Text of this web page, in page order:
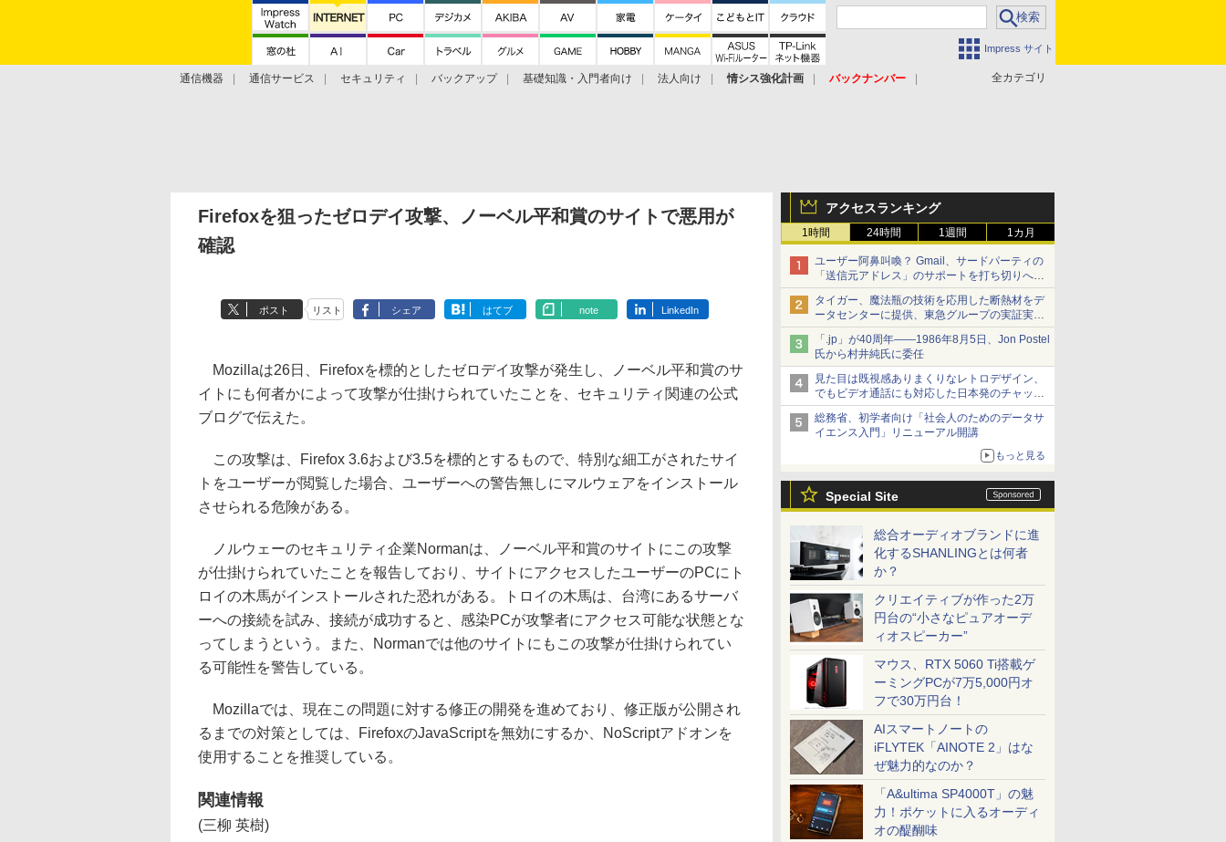
Impress サイト
全カテゴリ
通信機器 通信サービス セキュリティ バックアップ 基礎知識・入門者向け 法人向け 情シス強化計画
バックナンバー
アクセスランキング
1時間 24時間 1週間 1カ月
ユーザー阿鼻叫喚？ Gmail、サードパーティの
「送信元アドレス」のサポートを打ち切りへ
【やじうまWatch】
タイガー、魔法瓶の技術を応用した断熱材をデ
ータセンターに提供、東急グループの実証実験
で 「ステンレス密封真空断熱パネル TIVIP」
「.jp」が40周年――1986年8月5日、Jon Postel
氏から村井純氏に委任
見た目は既視感ありまくりなレトロデザイン、
でもビデオ通話にも対応した日本発のチャット
アプリが登場【やじうまWatch】
総務省、初学者向け「社会人のためのデータサ
イエンス入門」リニューアル開講
もっと見る
Special Site
総合オーディオブランドに進
化するSHANLINGとは何者
か？
クリエイティブが作った2万
円台の“小さなピュアオーデ
ィオスピーカー”
マウス、RTX 5060 Ti搭載ゲ
ーミングPCが7万5,000円オ
フで30万円台！
AIスマートノートの
iFLYTEK「AINOTE 2」はな
ぜ魅力的なのか？
「A&ultima SP4000T」の魅
力！ポケットに入るオーディ
オの醍醐味
Firefoxを狙ったゼロデイ攻撃、ノーベル平和賞のサイトで悪用が
確認
ポスト リスト シェア はてブ note LinkedIn
Mozillaは26日、Firefoxを標的としたゼロデイ攻撃が発生し、ノーベル平和賞のサ
イトにも何者かによって攻撃が仕掛けられていたことを、セキュリティ関連の公式
ブログで伝えた。
この攻撃は、Firefox 3.6および3.5を標的とするもので、特別な細工がされたサイ
トをユーザーが閲覧した場合、ユーザーへの警告無しにマルウェアをインストール
させられる危険がある。
ノルウェーのセキュリティ企業Normanは、ノーベル平和賞のサイトにこの攻撃
が仕掛けられていたことを報告しており、サイトにアクセスしたユーザーのPCにト
ロイの木馬がインストールされた恐れがある。トロイの木馬は、台湾にあるサーバ
ーへの接続を試み、接続が成功すると、感染PCが攻撃者にアクセス可能な状態とな
ってしまうという。また、Normanでは他のサイトにもこの攻撃が仕掛けられてい
る可能性を警告している。
Mozillaでは、現在この問題に対する修正の開発を進めており、修正版が公開され
るまでの対策としては、FirefoxのJavaScriptを無効にするか、NoScriptアドオンを
使用することを推奨している。
関連情報
(三柳 英樹)